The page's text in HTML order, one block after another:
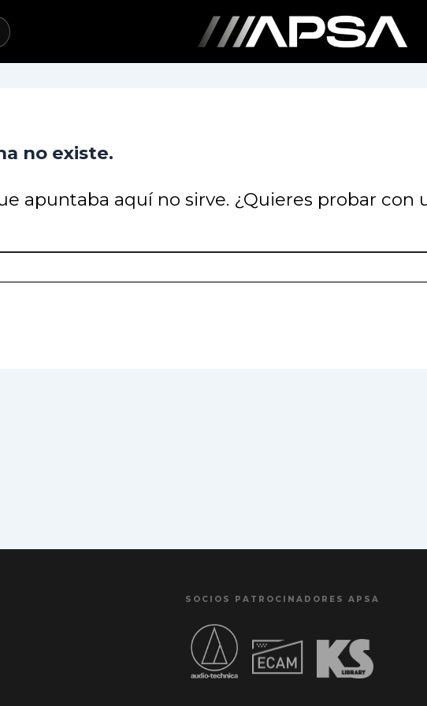
no existe.
apuntaba aquí no sirve. ¿Quieres probar con
SOCIOS PATROCINADORES APSA